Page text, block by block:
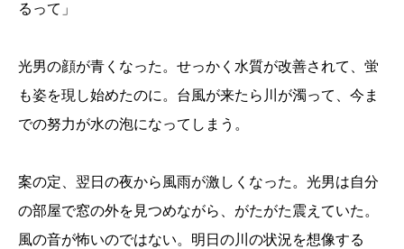
るって」
光男の顔が青くなった。せっかく水質が改善されて、蛍
も姿を現し始めたのに。台風が来たら川が濁って、今ま
での努力が水の泡になってしまう。
案の定、翌日の夜から風雨が激しくなった。光男は自分
の部屋で窓の外を見つめながら、がたがた震えていた。
風の音が怖いのではない。明日の川の状況を想像する